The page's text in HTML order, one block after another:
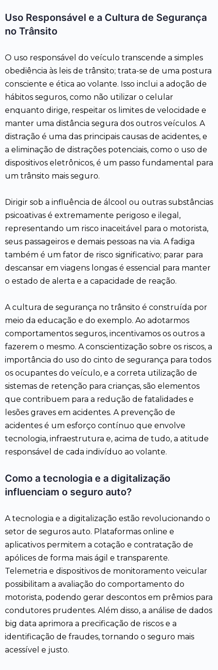
Uso Responsável e a Cultura de Segurança
no Trânsito
O uso responsável do veículo transcende a simples
obediência às leis de trânsito; trata-se de uma postura
consciente e ética ao volante. Isso inclui a adoção de
hábitos seguros, como não utilizar o celular
enquanto dirige, respeitar os limites de velocidade e
manter uma distância segura dos outros veículos. A
distração é uma das principais causas de acidentes, e
a eliminação de distrações potenciais, como o uso de
dispositivos eletrônicos, é um passo fundamental para
um trânsito mais seguro.
Dirigir sob a influência de álcool ou outras substâncias
psicoativas é extremamente perigoso e ilegal,
representando um risco inaceitável para o motorista,
seus passageiros e demais pessoas na via. A fadiga
também é um fator de risco significativo; parar para
descansar em viagens longas é essencial para manter
o estado de alerta e a capacidade de reação.
A cultura de segurança no trânsito é construída por
meio da educação e do exemplo. Ao adotarmos
comportamentos seguros, incentivamos os outros a
fazerem o mesmo. A conscientização sobre os riscos, a
importância do uso do cinto de segurança para todos
os ocupantes do veículo, e a correta utilização de
sistemas de retenção para crianças, são elementos
que contribuem para a redução de fatalidades e
lesões graves em acidentes. A prevenção de
acidentes é um esforço contínuo que envolve
tecnologia, infraestrutura e, acima de tudo, a atitude
responsável de cada indivíduo ao volante.
Como a tecnologia e a digitalização
influenciam o seguro auto?
A tecnologia e a digitalização estão revolucionando o
setor de seguros auto. Plataformas online e
aplicativos permitem a cotação e contratação de
apólices de forma mais ágil e transparente.
Telemetria e dispositivos de monitoramento veicular
possibilitam a avaliação do comportamento do
motorista, podendo gerar descontos em prêmios para
condutores prudentes. Além disso, a análise de dados
big data aprimora a precificação de riscos e a
identificação de fraudes, tornando o seguro mais
acessível e justo.